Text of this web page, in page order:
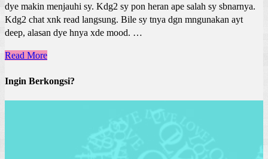
dye makin menjauhi sy. Kdg2 sy pon heran ape salah sy sbnarnya.
Kdg2 chat xnk read langsung. Bile sy tnya dgn mngunakan ayt
deep, alasan dye hnya xde mood. …
Read More
Ingin Berkongsi?